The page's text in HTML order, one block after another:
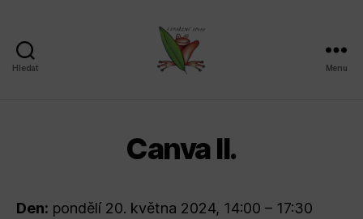
Hledat Menu
Canva II.
Den: pondělí 20. května 2024, 14:00 – 17:30